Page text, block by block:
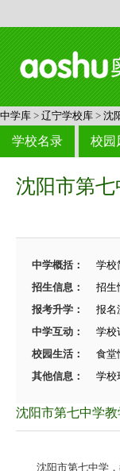
中学库 > 辽宁学校库 > 沈
学校名录 校园
沈阳市第七
中学概括： 学校
招生信息：
招生
报考升学：
报名
中学互动：
学校
校园生活：
食堂
其他信息：
学校
沈阳市第七中学
沈阳市第七中学，